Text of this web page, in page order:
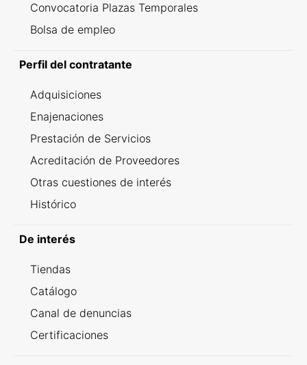
Convocatoria Plazas Temporales
Bolsa de empleo
Perfil del contratante
Adquisiciones
Enajenaciones
Prestación de Servicios
Acreditación de Proveedores
Otras cuestiones de interés
Histórico
De interés
Tiendas
Catálogo
Canal de denuncias
Certificaciones